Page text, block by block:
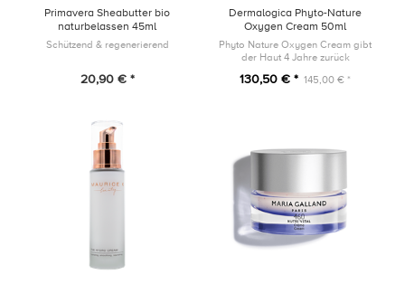
Primavera Sheabutter bio
naturbelassen 45ml
Schützend & regenerierend
20,90 € *
Dermalogica Phyto-Nature
Oxygen Cream 50ml
Phyto Nature Oxygen Cream gibt
der Haut 4 Jahre zurück
130,50 € * 145,00 € *